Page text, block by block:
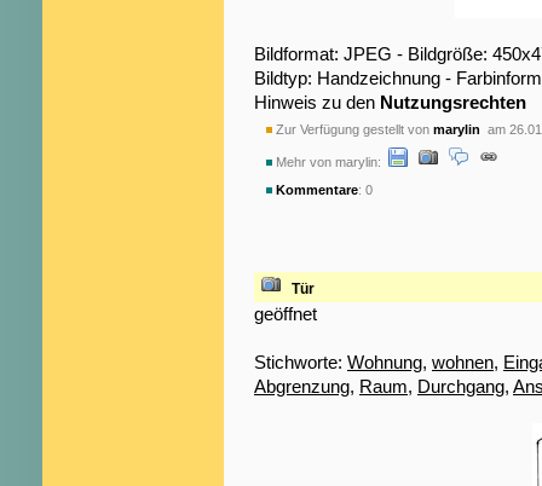
Bildformat: JPEG - Bildgröße:
Bildtyp: Handzeichnung -
Hinweis zu den Nutzungsrechten
Zur Verfügung gestellt von marylin am
Mehr von marylin:
Kommentare: 0
Tür
geöffnet
Stichworte: Wohnung, wohnen,
Abgrenzung, Raum, Durchgang,